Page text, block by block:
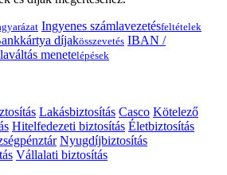
Ingyenes számlavezetésfeltételek
díjakösszevetés IBAN /
menetelépések
Lakásbiztosítás Casco Kötelező
Hitelfedezeti biztosítás Életbiztosítás
Nyugdíjbiztosítás
Vállalati biztosítás